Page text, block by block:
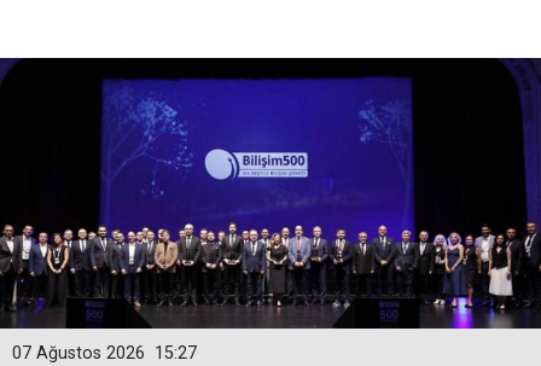
15:27
07 Ağustos 2026